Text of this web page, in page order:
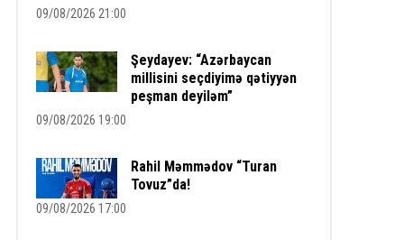
09/08/2026 21:00
Şeydayev: “Azərbaycan
millisini seçdiyimə qətiyyən
peşman deyiləm”
09/08/2026 19:00
Rahil Məmmədov “Turan
Tovuz”da!
09/08/2026 17:00